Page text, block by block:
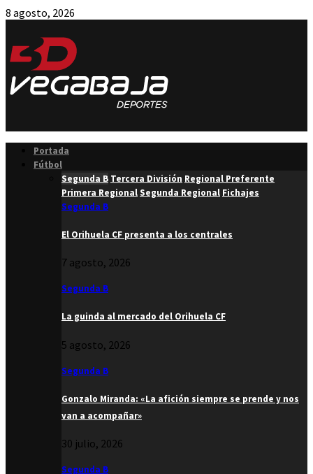
8 agosto, 2026
Portada
Fútbol
Segunda B Tercera División Regional Preferente
Primera RegionalSegunda Regional Fichajes
Segunda B
El Orihuela CF presenta a los centrales
7 agosto, 2026
Segunda B
La guinda al mercado del Orihuela CF
5 agosto, 2026
Segunda B
Gonzalo Miranda: «La afición siempre se prende y nos
van a acompañar»
30 julio, 2026
Segunda B